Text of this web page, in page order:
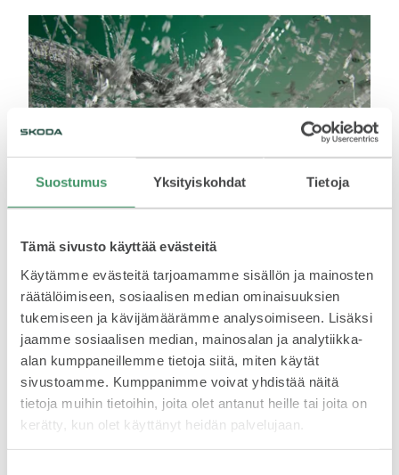
Suostumus Yksityiskohdat Tietoja
Tämä sivusto käyttää evästeitä
Käytämme evästeitä tarjoamamme sisällön ja mainosten
räätälöimiseen, sosiaalisen median ominaisuuksien
tukemiseen ja kävijämäärämme analysoimiseen. Lisäksi
jaamme sosiaalisen median, mainosalan ja analytiikka-
alan kumppaneillemme tietoja siitä, miten käytät
sivustoamme. Kumppanimme voivat yhdistää näitä
tietoja muihin tietoihin, joita olet antanut heille tai joita on
kerätty, kun olet käyttänyt heidän palvelujaan.
ŠKODA 130 VUOTTA
ŠKODA MEDIASSA
LATAA LEHDISTÖTIEDOTE
Lataa tiedote (PDF)